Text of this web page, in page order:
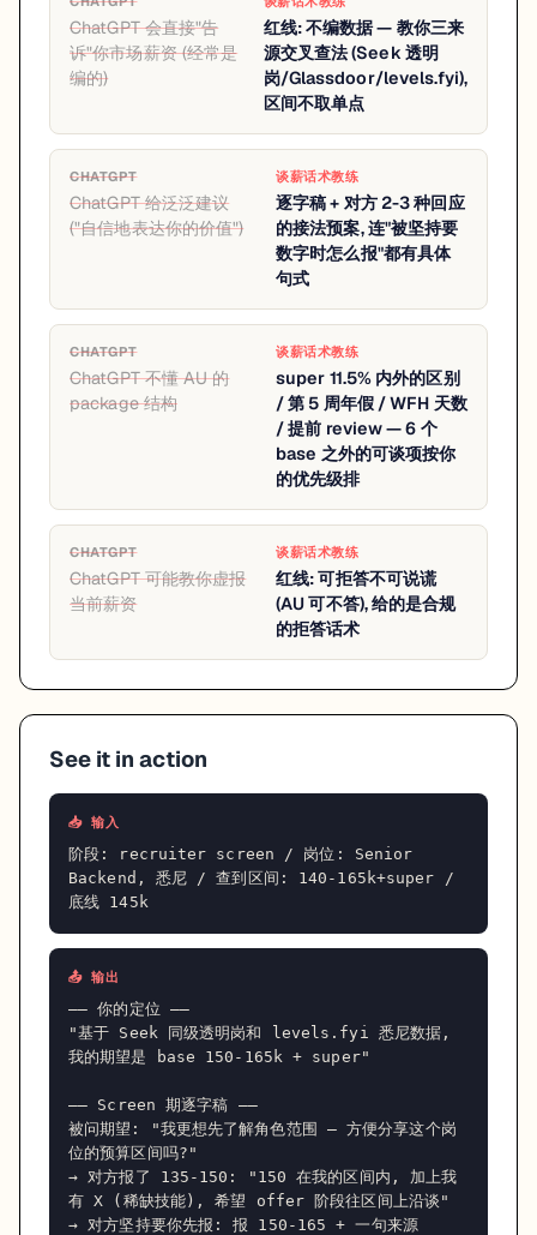
ChatGPT 会直接"告
诉"你市场薪资 (经常是
编的)
红线: 不编数据 — 教你三来
源交叉查法 (Seek 透明
岗/Glassdoor/levels.fyi),
区间不取单点
CHATGPT
ChatGPT 给泛泛建议
("自信地表达你的价值")
谈薪话术教练
逐字稿 + 对方 2-3 种回应
的接法预案, 连"被坚持要
数字时怎么报"都有具体
句式
CHATGPT
ChatGPT 不懂 AU 的
package 结构
谈薪话术教练
super 11.5% 内外的区别
/ 第 5 周年假 / WFH 天数
/ 提前 review — 6 个
base 之外的可谈项按你
的优先级排
CHATGPT
ChatGPT 可能教你虚报
当前薪资
谈薪话术教练
红线: 可拒答不可说谎
(AU 可不答), 给的是合规
的拒答话术
See it in action
📥 输入
阶段: recruiter screen / 岗位: Senior
Backend, 悉尼 / 查到区间: 140-165k+super /
底线 145k
📤 输出
—— 你的定位 ——
"基于 Seek 同级透明岗和 levels.fyi 悉尼数据,
我的期望是 base 150-165k + super"
—— Screen 期逐字稿 ——
被问期望: "我更想先了解角色范围 — 方便分享这个岗
位的预算区间吗?"
→ 对方报了 135-150: "150 在我的区间内, 加上我
有 X (稀缺技能), 希望 offer 阶段往区间上沿谈"
→ 对方坚持要你先报: 报 150-165 + 一句来源